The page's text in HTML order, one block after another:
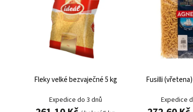
Fleky velké bezvaječné 5 kg
Expedice do 3 dnů
Fusilli
Expedice